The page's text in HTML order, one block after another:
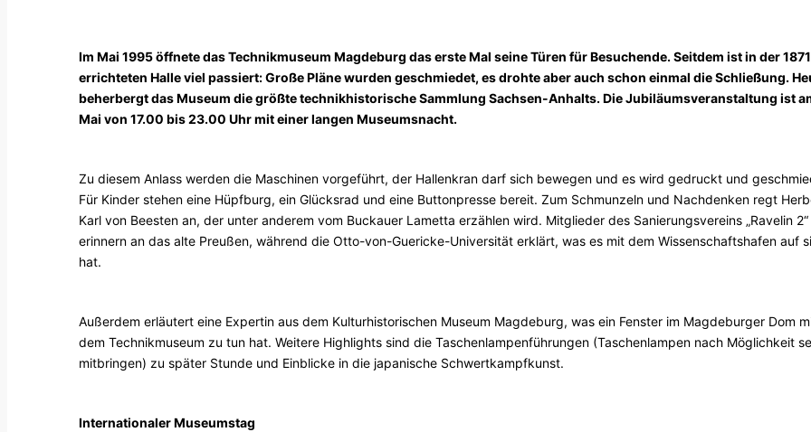
Im Mai 1995 öffnete das Technikmuseum Magdeburg das erste Mal seine Türen für Besuchende. Seitdem ist in der 1871
errichteten Halle viel passiert: Große Pläne wurden geschmiedet, es drohte aber auch schon einmal die Schließung.
beherbergt das Museum die größte technikhistorische Sammlung Sachsen-Anhalts. Die Jubiläumsveranstaltung ist
Mai von 17.00 bis 23.00 Uhr mit einer langen Museumsnacht.
Zu diesem Anlass werden die Maschinen vorgeführt, der Hallenkran darf sich bewegen und es wird gedruckt und
Für Kinder stehen eine Hüpfburg, ein Glücksrad und eine Buttonpresse bereit. Zum Schmunzeln und Nachdenken regt
Karl von Beesten an, der unter anderem vom Buckauer Lametta erzählen wird. Mitglieder des Sanierungsvereins „Ravelin 2“
erinnern an das alte Preußen, während die Otto-von-Guericke-Universität erklärt, was es mit dem Wissenschaftshafen auf
hat.
Außerdem erläutert eine Expertin aus dem Kulturhistorischen Museum Magdeburg, was ein Fenster im Magdeburger Dom
dem Technikmuseum zu tun hat. Weitere Highlights sind die Taschenlampenführungen (Taschenlampen nach Möglichkeit
mitbringen) zu später Stunde und Einblicke in die japanische Schwertkampfkunst.
Internationaler Museumstag